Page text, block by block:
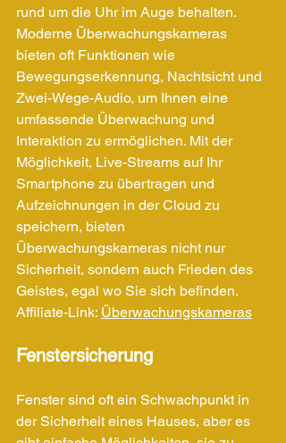
rund um die Uhr im Auge behalten.
Moderne Überwachungskameras
bieten oft Funktionen wie
Bewegungserkennung, Nachtsicht und
Zwei-Wege-Audio, um Ihnen eine
umfassende Überwachung und
Interaktion zu ermöglichen. Mit der
Möglichkeit, Live-Streams auf Ihr
Smartphone zu übertragen und
Aufzeichnungen in der Cloud zu
speichern, bieten
Überwachungskameras nicht nur
Sicherheit, sondern auch Frieden des
Geistes, egal wo Sie sich befinden.
Affiliate-Link: Überwachungskameras
Fenstersicherung
Fenster sind oft ein Schwachpunkt in
der Sicherheit eines Hauses, aber es